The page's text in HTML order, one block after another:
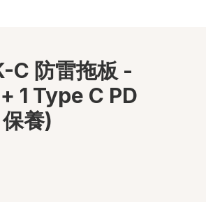
C 防雷拖板 -
1 Type C PD
養)